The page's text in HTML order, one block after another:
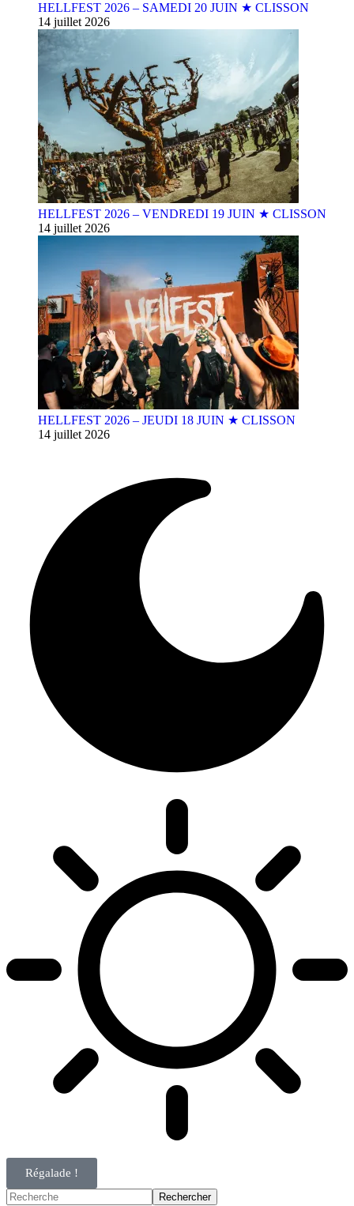
HELLFEST 2026 – SAMEDI 20 JUIN ★ CLISSON
14 juillet 2026
HELLFEST 2026 – VENDREDI 19 JUIN ★ CLISSON
14 juillet 2026
HELLFEST 2026 – JEUDI 18 JUIN ★ CLISSON
14 juillet 2026
Régalade !